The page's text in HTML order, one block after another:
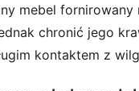
mebel fornirowany
chronić jego
kontaktem z